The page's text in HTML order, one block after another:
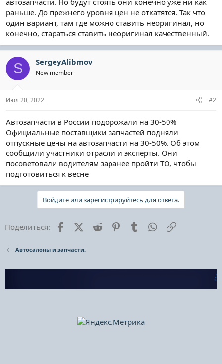
раньше. До прежнего уровня цен не откатятся. Так что
один вариант, там где можно ставить неоригинал, но
конечно, стараться ставить неоригинал качественный.
S SergeyAlibmov
New member
Июл 20, 2022 #2
Автозапчасти в России подорожали на 30-50%
Официальные поставщики запчастей подняли
отпускные цены на автозапчасти на 30-50%. Об этом
сообщили участники отрасли и эксперты. Они
посоветовали водителям заранее пройти ТО, чтобы
подготовиться к весне
Войдите или зарегистрируйтесь для ответа.
Поделиться: FacebookX (Twitter)
Reddit PinterestTumblr WhatsApp
Автосалоны и запчасти.